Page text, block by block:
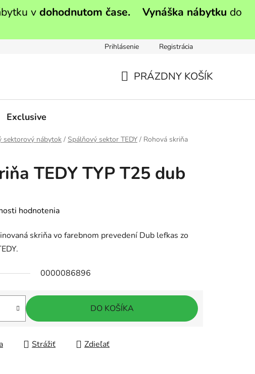
v dohodnutom čase. Vynáška nábytku do
Prihlásenie Registrácia
PRÁZDNY KOŠÍK
Exclusive
sektorový nábytok / Spálňový sektor TEDY / Rohová skriňa
TEDY TYP T25 dub
hodnotenia
skriňa vo farebnom prevedení Dub lefkas zo
0000086896
DO KOŠÍKA
Strážiť Zdieľať